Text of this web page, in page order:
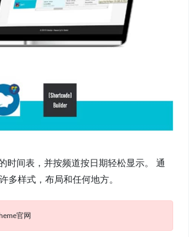
时间表，并按频道按日期轻松显示。 通
多样式，布局和任何地方。
官网